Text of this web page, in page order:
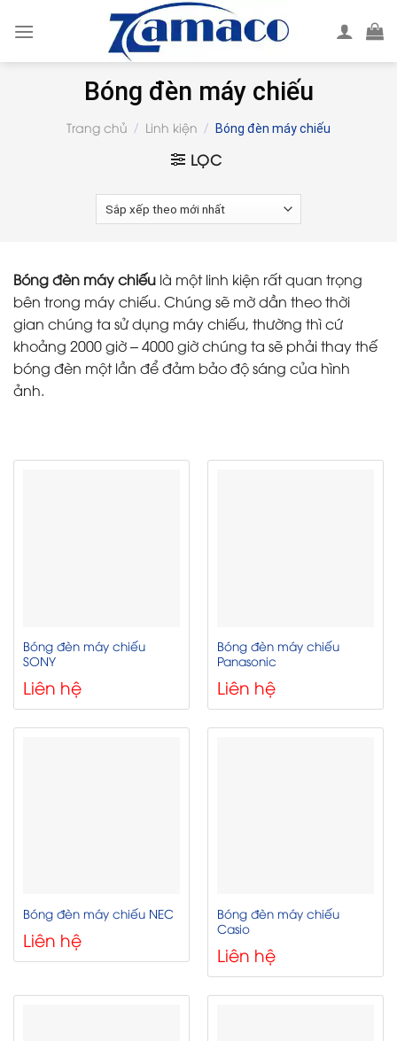
Bóng đèn máy chiếu
Trang chủ / Linh kiện / Bóng đèn máy chiếu
LỌC
Bóng đèn máy chiếu là một linh kiện rất quan trọng
bên trong máy chiếu. Chúng sẽ mờ dần theo thời
gian chúng ta sử dụng máy chiếu, thường thì cứ
khoảng 2000 giờ – 4000 giờ chúng ta sẽ phải thay thế
bóng đèn một lần để đảm bảo độ sáng của hình
ảnh.
Bóng đèn máy chiếu
SONY
Liên hệ
Bóng đèn máy chiếu
Panasonic
Liên hệ
Bóng đèn máy chiếu NEC
Liên hệ
Bóng đèn máy chiếu
Casio
Liên hệ